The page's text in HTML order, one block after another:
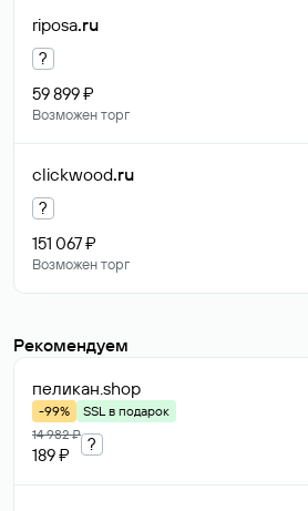
riposa.ru
?
59 899 ₽
Возможен торг
clickwood.ru
?
151 067 ₽
Возможен торг
Рекомендуем
пеликан.shop
-99%
SSL в подарок
14 982 ₽
189 ₽
?